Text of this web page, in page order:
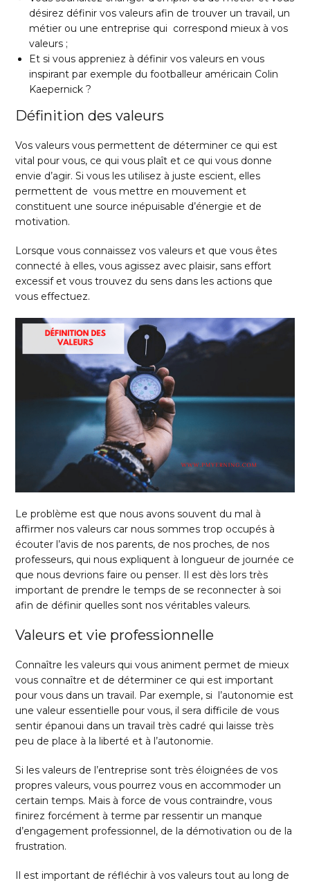
désirez définir vos valeurs afin de trouver un travail, un
métier ou une entreprise qui correspond mieux à vos
valeurs ;
Et si vous appreniez à définir vos valeurs en vous
inspirant par exemple du footballeur américain Colin
Kaepernick ?
Définition des valeurs
Vos valeurs vous permettent de déterminer ce qui est
vital pour vous, ce qui vous plaît et ce qui vous donne
envie d’agir. Si vous les utilisez à juste escient, elles
permettent de vous mettre en mouvement et
constituent une source inépuisable d’énergie et de
motivation.
Lorsque vous connaissez vos valeurs et que vous êtes
connecté à elles, vous agissez avec plaisir, sans effort
excessif et vous trouvez du sens dans les actions que
vous effectuez.
Le problème est que nous avons souvent du mal à
affirmer nos valeurs car nous sommes trop occupés à
écouter l’avis de nos parents, de nos proches, de nos
professeurs, qui nous expliquent à longueur de journée ce
que nous devrions faire ou penser. Il est dès lors très
important de prendre le temps de se reconnecter à soi
afin de définir quelles sont nos véritables valeurs.
Valeurs et vie professionnelle
Connaître les valeurs qui vous animent permet de mieux
vous connaître et de déterminer ce qui est important
pour vous dans un travail. Par exemple, si l’autonomie est
une valeur essentielle pour vous, il sera difficile de vous
sentir épanoui dans un travail très cadré qui laisse très
peu de place à la liberté et à l’autonomie.
Si les valeurs de l’entreprise sont très éloignées de vos
propres valeurs, vous pourrez vous en accommoder un
certain temps. Mais à force de vous contraindre, vous
finirez forcément à terme par ressentir un manque
d’engagement professionnel, de la démotivation ou de la
frustration.
Il est important de réfléchir à vos valeurs tout au long de